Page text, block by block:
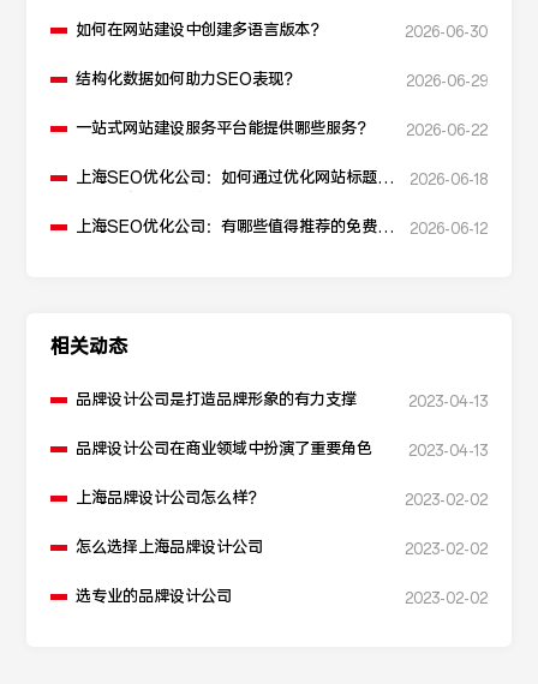
如何在网站建设中创建多语言版本？ 2026-06-30
结构化数据如何助力SEO表现？ 2026-06-29
一站式网站建设服务平台能提供哪些服务？ 2026-06-22
上海SEO优化公司：如何通过优化网站标题提
2026-06-18
上海SEO优化公司：有哪些值得推荐的免费
2026-06-12
相关动态
品牌设计公司是打造品牌形象的有力支撑 2023-04-13
品牌设计公司在商业领域中扮演了重要角色 2023-04-13
上海品牌设计公司怎么样？ 2023-02-02
怎么选择上海品牌设计公司 2023-02-02
选专业的品牌设计公司 2023-02-02